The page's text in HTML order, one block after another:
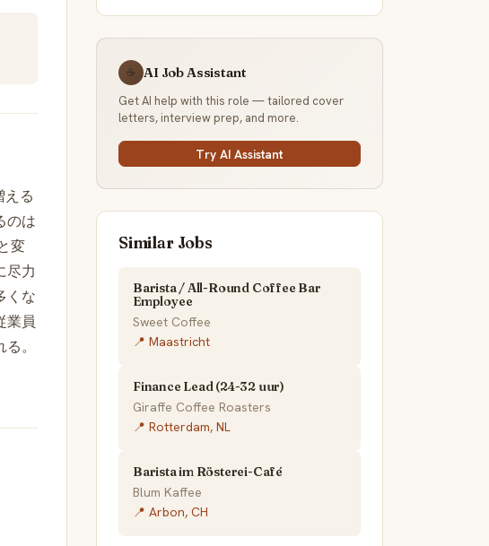
える
のは
変
尽力
くな
業員
。
☕ AI Job Assistant
Get AI help with this role — tailored cover
letters, interview prep, and more.
Try AI Assistant
Similar Jobs
Barista / All-Round Coffee Bar
Employee
Sweet Coffee
📍 Maastricht
Finance Lead (24-32 uur)
Giraffe Coffee Roasters
📍 Rotterdam, NL
Barista im Rösterei-Café
Blum Kaffee
📍 Arbon, CH